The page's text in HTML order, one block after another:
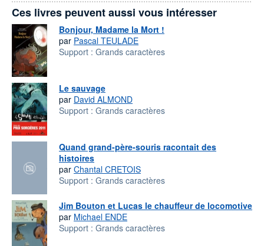
Ces livres peuvent aussi vous intéresser
Bonjour, Madame la Mort !
par Pascal TEULADE
Support : Grands caractères
Le sauvage
par David ALMOND
Support : Grands caractères
Quand grand-père-souris racontait des
histoires
par Chantal CRETOIS
Support : Grands caractères
Jim Bouton et Lucas le chauffeur de locomotive
par Michael ENDE
Support : Grands caractères